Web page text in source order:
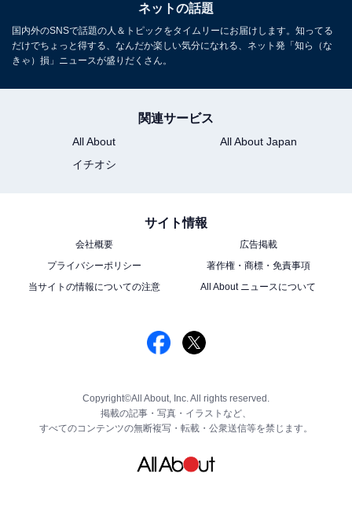
ネットの話題
国内外のSNSで話題の人＆トピックをタイムリーにお届けします。知ってる
だけでちょっと得する、なんだか楽しい気分になれる、ネット発「知ら（な
きゃ）損」ニュースが盛りだくさん。
関連サービス
All About
All About Japan
イチオシ
サイト情報
会社概要
広告掲載
プライバシーポリシー
著作権・商標・免責事項
当サイトの情報についての注意
All About ニュースについて
Copyright©All About, Inc. All rights reserved.
掲載の記事・写真・イラストなど、
すべてのコンテンツの無断複写・転載・公衆送信等を禁じます。